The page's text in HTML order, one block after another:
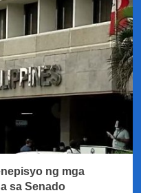
ng mga
sa Senado